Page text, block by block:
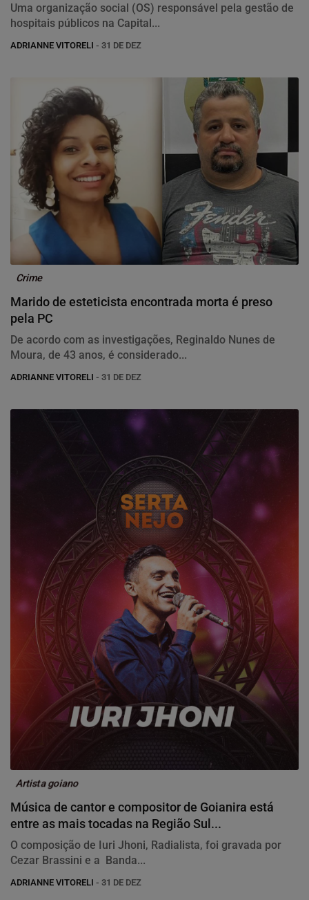
Uma organização social (OS) responsável pela gestão de
hospitais públicos na Capital...
ADRIANNE VITORELI - 31 DE DEZ
Crime
Marido de esteticista encontrada morta é preso
pela PC
De acordo com as investigações, Reginaldo Nunes de
Moura, de 43 anos, é considerado...
ADRIANNE VITORELI - 31 DE DEZ
Artista goiano
Música de cantor e compositor de Goianira está
entre as mais tocadas na Região Sul...
O composição de Iuri Jhoni, Radialista, foi gravada por
Cezar Brassini e a Banda...
ADRIANNE VITORELI - 31 DE DEZ